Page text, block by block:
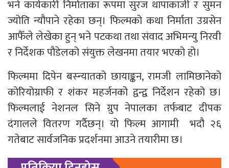
भने कार्यकारी निर्माताका रूपमा सुरज थापाकाजी र सुमन
ज्योति न्यौपाने रहेका छन्। फिल्मको कथा निर्माता उग्रसेन
आफैँले लेखेका हुन् भने पटकथा तथा संवाद अभिमन्यु निरवी
र निर्देशक पौडेलको संयुक्त लेखनमा तयार भएको हो।
फिल्ममा दिपेन बस्न्यातको छायाङ्कन, रामजी लामिछानेको
कोरियोग्राफी र शंकर महर्जनको द्वन्द्व निर्देशन रहेको छ।
फिल्मलाई नेशनल सिने ग्रुप नेपालका तर्फबाट दीपक
दंगालले वितरण गर्दैछन्। यो फिल्म आगामी भदौ २६
गतेबाट सार्वजनिक प्रदर्शनमा आउने तयारीमा छ।